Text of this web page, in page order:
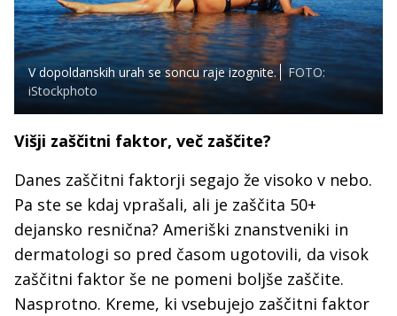
V dopoldanskih urah se soncu raje izognite.
FOTO:
iStockphoto
Višji zaščitni faktor, več zaščite?
Danes zaščitni faktorji segajo že visoko v nebo.
Pa ste se kdaj vprašali, ali je zaščita 50+
dejansko resnična? Ameriški znanstveniki in
dermatologi so pred časom ugotovili, da visok
zaščitni faktor še ne pomeni boljše zaščite.
Nasprotno. Kreme, ki vsebujejo zaščitni faktor